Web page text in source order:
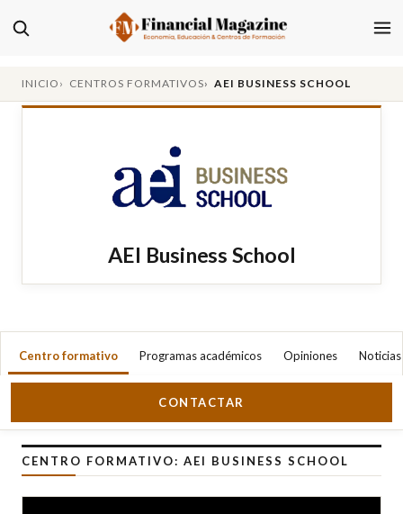
INICIO CENTROS FORMATIVOS AEI BUSINESS SCHOOL
AEI Business School
Centro formativo Programas académicos Opiniones Noticias
CONTACTAR
CENTRO FORMATIVO: AEI BUSINESS SCHOOL